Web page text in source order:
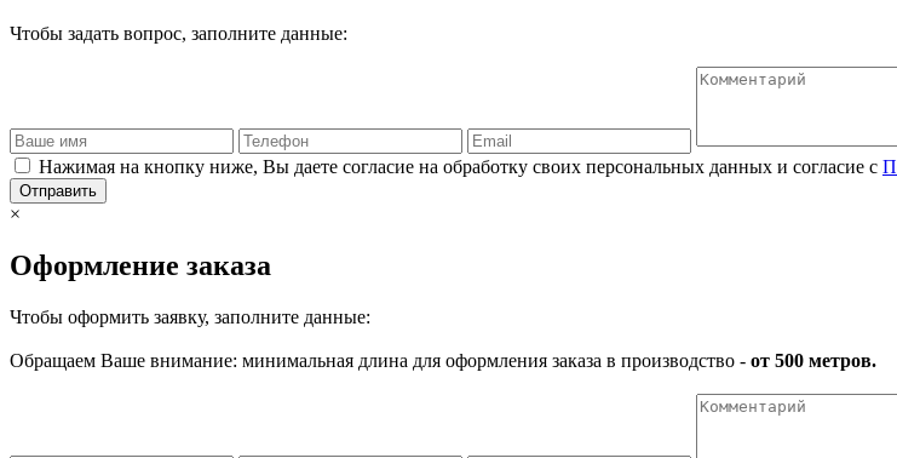
Чтобы задать вопрос, заполните данные:
Нажимая на кнопку ниже, Вы даете согласие на обработку своих персональных данных и согласие с
Отправить
×
Оформление заказа
Чтобы оформить заявку, заполните данные:
Обращаем Ваше внимание: минимальная длина для оформления заказа в производство - от 500 метров.